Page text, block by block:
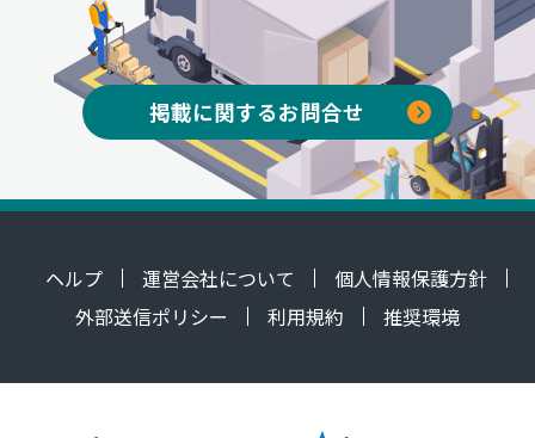
掲載に関するお問合せ
ヘルプ 運営会社について
個人情報保護方針
外部送信ポリシー
利用規約 推奨環境